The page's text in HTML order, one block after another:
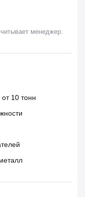
менеджер.
10 тонн